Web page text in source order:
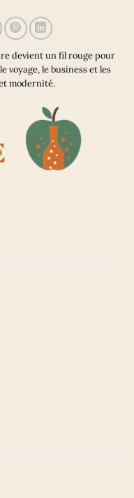
devient un fil rouge pour
voyage, le business et les
modernité.